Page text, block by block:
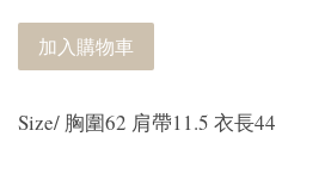
加入購物車
Size/ 胸圍62 肩帶11.5 衣長44